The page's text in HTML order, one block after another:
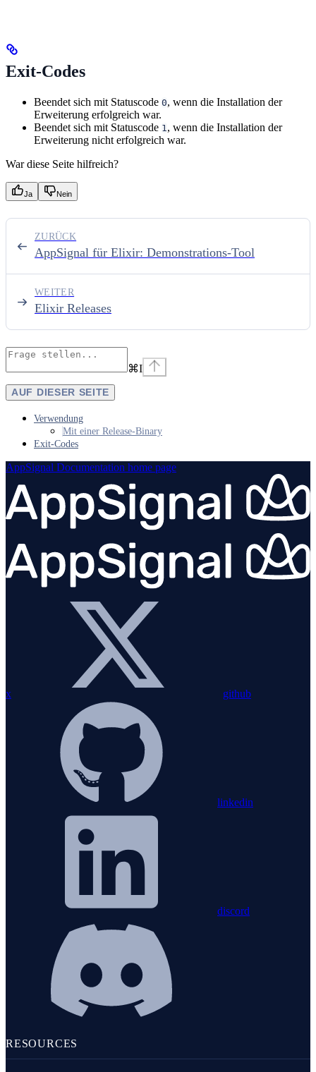
Exit-Codes
Beendet sich mit Statuscode 0, wenn die Installation der
Erweiterung erfolgreich war.
Beendet sich mit Statuscode 1 , wenn die Installation der
Erweiterung nicht erfolgreich war.
War diese Seite hilfreich?
Ja Nein
AppSignal für Elixir: Demonstrations-Tool
ZURÜCK
Elixir Releases
WEITER
⌘I
AUF DIESER SEITE
Verwendung
Mit einer Release-Binary
Exit-Codes
AppSignal Documentation home page
x github
linkedin
discord
RESOURCES